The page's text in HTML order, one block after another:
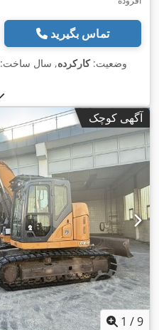
تماس بگیرید
وضعیت:کارکرده, سال ساخت:
آگهی کوچک
1 /9